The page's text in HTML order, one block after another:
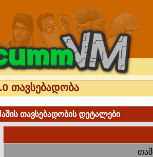
თავსებადობა
თავსებადობის დეტალები